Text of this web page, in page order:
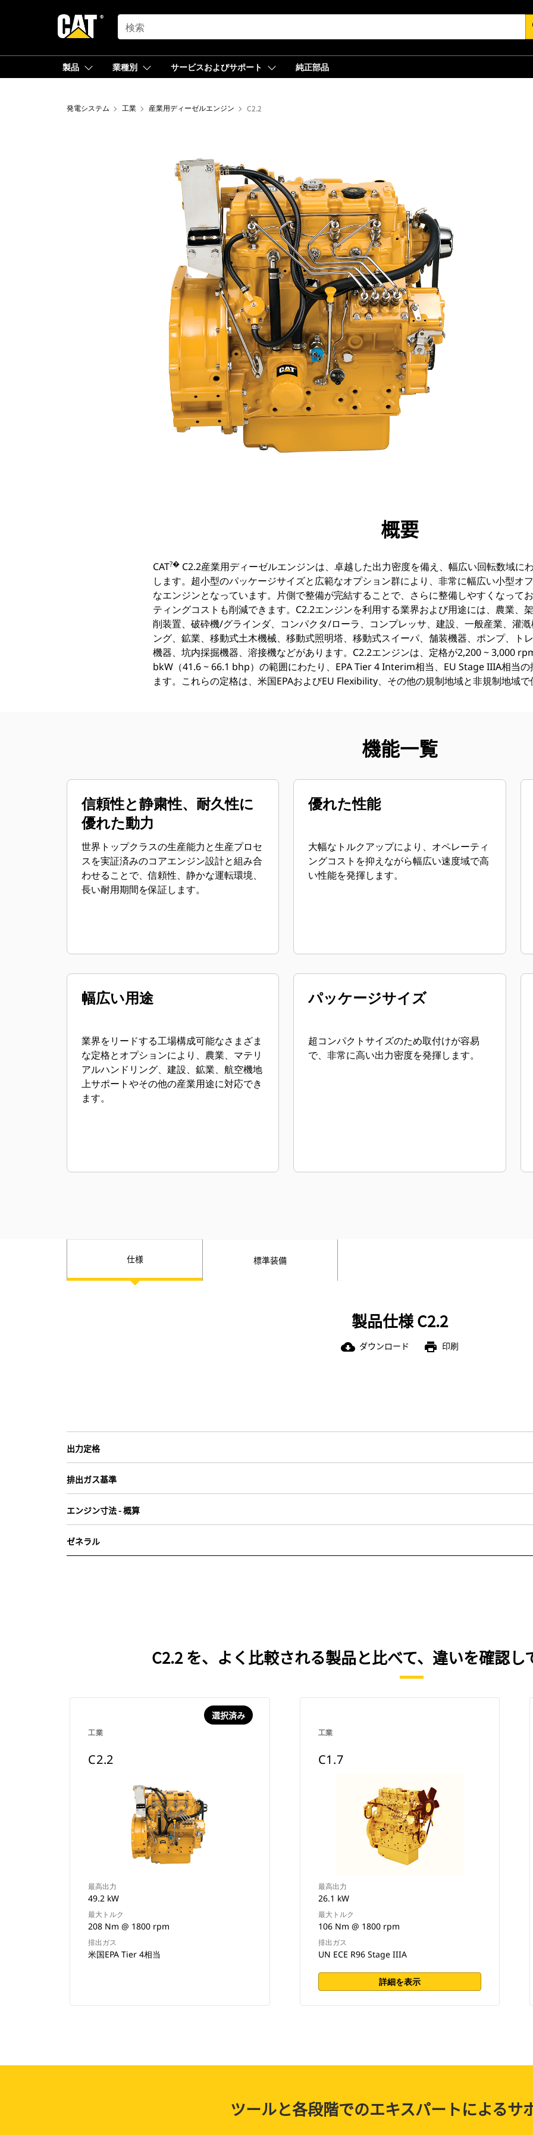
SEARCH
製品 業種別 サービスおよびサポート 純正部品
発電システム 工業 産業用ディーゼルエンジン C2.2
ツアー
概要
CAT?� C2.2産業用ディーゼルエンジンは、卓越した出力密度を備え、幅広い回転数域に
します。超小型のパッケージサイズと広範なオプション群により、非常に幅広い小型オ
なエンジンとなっています。片側で整備が完結することで、さらに整備しやすくなって
ティングコストも削減できます。C2.2エンジンを利用する業界および用途には、農業、
削装置、破砕機/グラインダ、コンパクタ/ローラ、コンプレッサ、建設、一般産業、灌
ング、鉱業、移動式土木機械、移動式照明塔、移動式スイーパ、舗装機器、ポンプ、ト
機器、坑内採掘機器、溶接機などがあります。C2.2エンジンは、定格が2,200 ~ 3,000
bkW（41.6 ~ 66.1 bhp）の範囲にわたり、EPA Tier 4 Interim相当、EU Stage IIIA相当
ます。これらの定格は、米国EPAおよびEU Flexibility、その他の規制地域と非規制地域で
機能一覧
信頼性と静粛性、耐久性に
優れた動力
世界トップクラスの生産能力と生産プロセ
スを実証済みのコアエンジン設計と組み合
わせることで、信頼性、静かな運転環境、
長い耐用期間を保証します。
優れた性能
大幅なトルクアップにより、オペレーティ
ングコストを抑えながら幅広い速度域で高
い性能を発揮します。
幅広い用途
業界をリードする工場構成可能なさまざま
な定格とオプションにより、農業、マテリ
アルハンドリング、建設、鉱業、航空機地
上サポートやその他の産業用途に対応でき
ます。
パッケージサイズ
超コンパクトサイズのため取付けが容易
で、非常に高い出力密度を発揮します。
仕様 標準装備
製品仕様 C2.2
cloud_download ダウンロード print 印刷
出力定格
排出ガス基準
エンジン寸法 - 概算
ゼネラル
C2.2 を、よく比較される製品と比べて、違いを確認し
工業
選択済み
C2.2
最高出力
49.2 kW
最大トルク
208 Nm @ 1800 rpm
排出ガス
米国EPA Tier 4相当
工業
C1.7
最高出力
26.1 kW
最大トルク
106 Nm @ 1800 rpm
排出ガス
UN ECE R96 Stage IIIA
詳細を表示
ツールと各段階でのエキスパートによるサ